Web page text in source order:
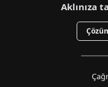
Aklınıza